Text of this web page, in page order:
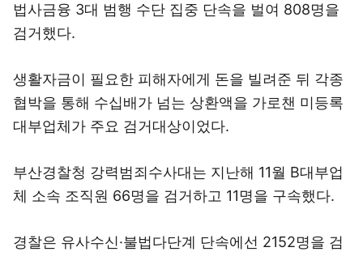
법사금융 3대 범행 수단 집중 단속을 벌여 808명을
검거했다.
생활자금이 필요한 피해자에게 돈을 빌려준 뒤 각종
협박을 통해 수십배가 넘는 상환액을 가로챈 미등록
대부업체가 주요 검거대상이었다.
부산경찰청 강력범죄수사대는 지난해 11월 B대부업
체 소속 조직원 66명을 검거하고 11명을 구속했다.
경찰은 유사수신·불법다단계 단속에선 2152명을 검